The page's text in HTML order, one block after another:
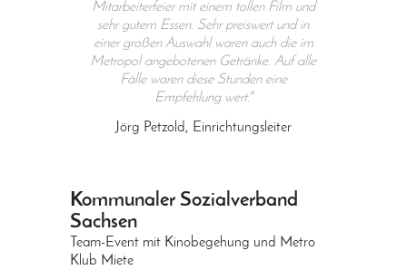
Mitarbeiterfeier mit einem tollen Film und
sehr gutem Essen. Sehr preiswert und in
einer großen Auswahl waren auch die im
Metropol angebotenen Getränke. Auf alle
Fälle waren diese Stunden eine
Empfehlung wert."
Jörg Petzold, Einrichtungsleiter
Kommunaler Sozialverband
Sachsen
Team-Event mit Kinobegehung und Metro
Klub Miete